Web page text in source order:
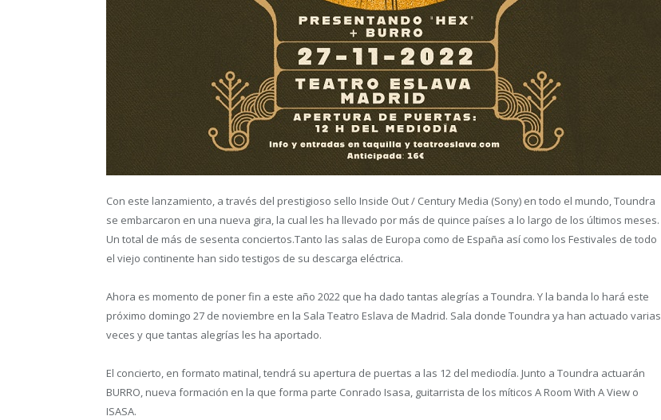
Con este lanzamiento, a través del prestigioso sello Inside Out / Century Media (Sony) en todo el mundo, Toundra
se embarcaron en una nueva gira, la cual les ha llevado por más de quince países a lo largo de los últimos meses.
Un total de más de sesenta conciertos.Tanto las salas de Europa como de España así como los Festivales de todo
el viejo continente han sido testigos de su descarga eléctrica.
Ahora es momento de poner fin a este año 2022 que ha dado tantas alegrías a Toundra. Y la banda lo hará este
próximo domingo 27 de noviembre en la Sala Teatro Eslava de Madrid. Sala donde Toundra ya han actuado varias
veces y que tantas alegrías les ha aportado.
El concierto, en formato matinal, tendrá su apertura de puertas a las 12 del mediodía. Junto a Toundra actuarán
BURRO, nueva formación en la que forma parte Conrado Isasa, guitarrista de los míticos A Room With A View o
ISASA.